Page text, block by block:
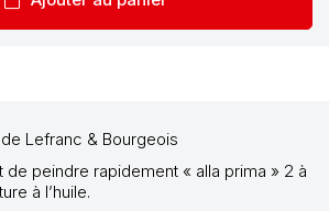
de Lefranc & Bourgeois
peindre rapidement « alla prima » 2 à
à l’huile.